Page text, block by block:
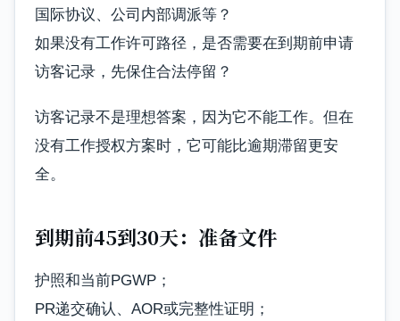
国际协议、公司内部调派等？
如果没有工作许可路径，是否需要在到期前申请
访客记录，先保住合法停留？
访客记录不是理想答案，因为它不能工作。但在
没有工作授权方案时，它可能比逾期滞留更安
全。
到期前45到30天：准备文件
护照和当前PGWP；
PR递交确认、AOR或完整性证明；